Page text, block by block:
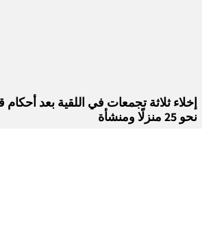
إخلاء ثلاثة تجمعات في اللقية بعد أحكام
نحو 25 منزلًا ومنشأة